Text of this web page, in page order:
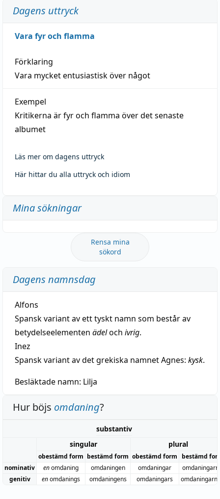
Dagens uttryck
Vara fyr och flamma
Förklaring
Vara mycket entusiastisk över något
Exempel
Kritikerna är fyr och flamma över det senaste
albumet
Läs mer om dagens uttryck
Här hittar du alla uttryck och idiom
Mina sökningar
Rensa mina
sökord
Dagens namnsdag
Alfons
Spansk variant av ett tyskt namn som består av
betydelseelementen ädeloch ivrig.
Inez
Spansk variant av det grekiska namnet Agnes: kysk.
Besläktade namn: Lilja
Hur böjs omdaning?
substantiv
singular
plural
obestämd form bestämd form obestämd form
bestämd
nominativ
enomdaning omdaningen omdaningar
genitiv
enomdanings omdaningens omdaningars